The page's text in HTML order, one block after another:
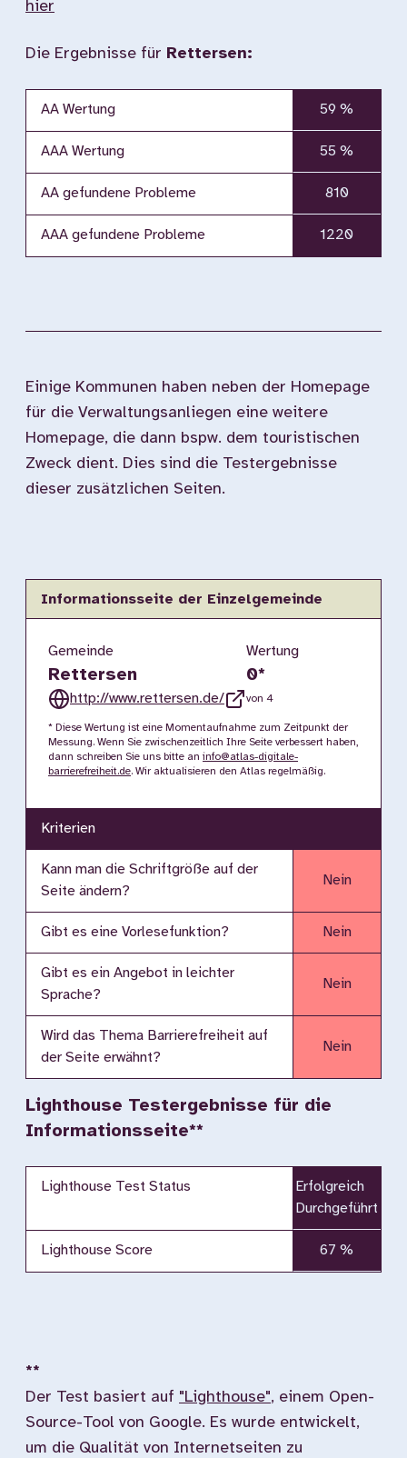
hier
Die Ergebnisse für Rettersen:
AA Wertung 59 %
AAA Wertung 55 %
AA gefundene Probleme 810
AAA gefundene Probleme 1220
Einige Kommunen haben neben der Homepage
für die Verwaltungsanliegen eine weitere
Homepage, die dann bspw. dem touristischen
Zweck dient. Dies sind die Testergebnisse
dieser zusätzlichen Seiten.
Informationsseite der Einzelgemeinde
Gemeinde
Rettersen
http://www.rettersen.de/
Wertung
0*
von 4
* Diese Wertung ist eine Momentaufnahme zum Zeitpunkt der
Messung. Wenn Sie zwischenzeitlich Ihre Seite verbessert haben,
dann schreiben Sie uns bitte an info@atlas-digitale-
barrierefreiheit.de. Wir aktualisieren den Atlas regelmäßig.
Kriterien
Kann man die Schriftgröße auf der
Seite ändern?
Nein
Gibt es eine Vorlesefunktion? Nein
Gibt es ein Angebot in leichter
Sprache?
Nein
Wird das Thema Barrierefreiheit auf
der Seite erwähnt?
Nein
Lighthouse Testergebnisse für die
Informationsseite**
Lighthouse Test Status
Erfolgreich
Durchgeführt
Lighthouse Score 67 %
**
Der Test basiert auf "Lighthouse", einem Open-
Source-Tool von Google. Es wurde entwickelt,
um die Qualität von Internetseiten zu